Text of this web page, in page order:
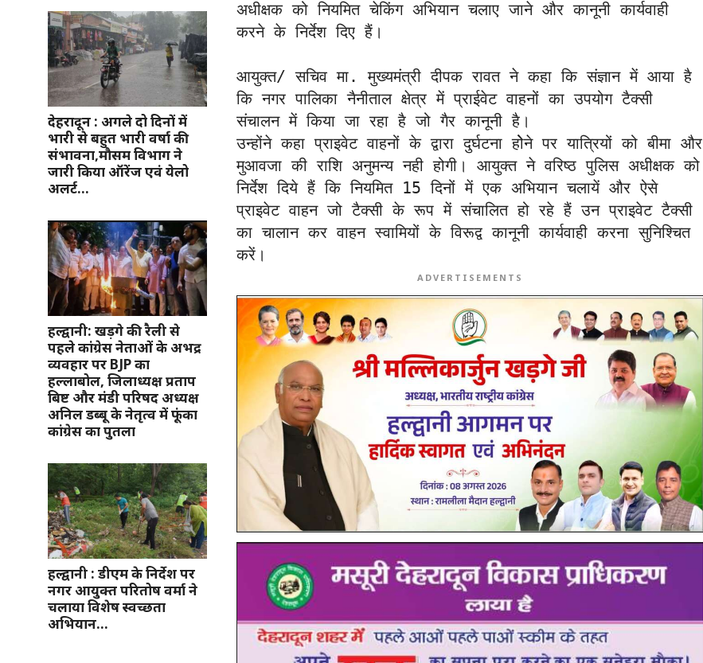
देहरादून : अगले दो दिनों में
भारी से बहुत भारी वर्षा की
संभावना,मौसम विभाग ने
जारी किया ऑरेंज एवं येलो
अलर्ट…
हल्द्वानी: खड़गे की रैली से
पहले कांग्रेस नेताओं के अभद्र
व्यवहार पर BJP का
हल्लाबोल, जिलाध्यक्ष प्रताप
बिष्ट और मंडी परिषद अध्यक्ष
अनिल डब्बू के नेतृत्व में फूंका
कांग्रेस का पुतला
हल्द्वानी : डीएम के निर्देश पर
नगर आयुक्त परितोष वर्मा ने
चलाया विशेष स्वच्छता
अभियान…
अधीक्षक को नियमित चेकिंग अभियान चलाए जाने और कानूनी कार्यवाही
करने के निर्देश दिए हैं।
आयुक्त/ सचिव मा. मुख्यमंत्री दीपक रावत ने कहा कि संज्ञान में आया है
कि नगर पालिका नैनीताल क्षेत्र में प्राईवेट वाहनों का उपयोग टैक्सी
संचालन में किया जा रहा है जो गैर कानूनी है।
उन्होंने कहा प्राइवेट वाहनों के द्वारा दुर्घटना होेने पर यात्रियों को बीमा और
मुआवजा की राशि अनुमन्य नही होगी। आयुक्त ने वरिष्ठ पुलिस अधीक्षक को
निर्देश दिये हैं कि नियमित 15 दिनों में एक अभियान चलायें और ऐसे
प्राइवेट वाहन जो टैक्सी के रूप में संचालित हो रहे हैं उन प्राइवेट टैक्सी
का चालान कर वाहन स्वामियों के विरूद्व कानूनी कार्यवाही करना सुनिश्चित
करें।
ADVERTISEMENTS